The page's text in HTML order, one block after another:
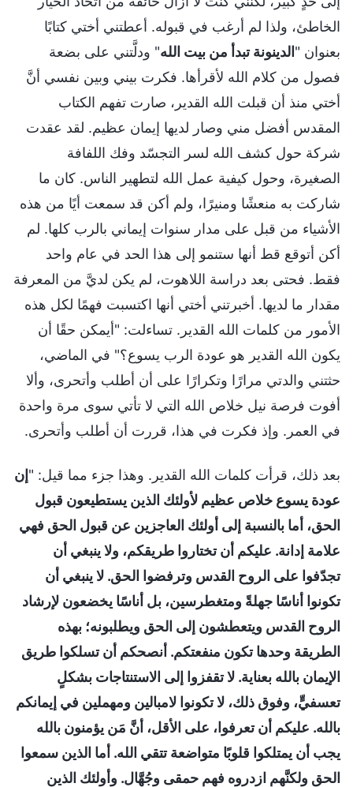
الخاطئ، ولذا لم أرغب في قبوله. أعطتني أختي كتابًا
بعنوان "الدينونة تبدأ من بيت الله" ودلَّتني على بضعة
فصول من كلام الله لأقرأها. فكرت بيني وبين نفسي أنَّ
أختي منذ أن قبلت الله القدير، صارت تفهم الكتاب
المقدس أفضل مني وصار لديها إيمان عظيم. لقد عقدت
شركة حول كشف الله لسر التجسّد وفك اللفافة
الصغيرة، وحول كيفية عمل الله لتطهير الناس. كان ما
شاركت به منعشًا ومنيرًا، ولم أكن قد سمعت أيًا من هذه
الأشياء من قبل على مدار سنوات إيماني بالرب كلها. لم
أكن أتوقع قط أنها ستنمو إلى هذا الحد في عام واحد
فقط. فحتى بعد دراسة اللاهوت، لم يكن لديَّ من المعرفة
مقدار ما لديها. أخبرتني أختي أنها اكتسبت فهمًا لكل هذه
الأمور من كلمات الله القدير. تساءلت: "أيمكن حقًا أن
يكون الله القدير هو عودة الرب يسوع؟" في الماضي،
حثتني والدتي مرارًا وتكرارًا على أن أطلب وأتحرى، وألا
أفوت فرصة نيل خلاص الله التي لا تأتي سوى مرة واحدة
في العمر. وإذ فكرت في هذا، قررت أن أطلب وأتحرى.
بعد ذلك، قرأت كلمات الله القدير. وهذا جزء مما قيل: "إن
عودة يسوع خلاص عظيم لأولئك الذين يستطيعون قبول
الحق، أما بالنسبة إلى أولئك العاجزين عن قبول الحق فهي
علامة إدانة. عليكم أن تختاروا طريقكم، ولا ينبغي أن
تجدّفوا على الروح القدس وترفضوا الحق. لا ينبغي أن
تكونوا أناسًا جهلةً ومتغطرسين، بل أناسًا يخضعون لإرشاد
الروح القدس ويتعطشون إلى الحق ويطلبونه؛ بهذه
الطريقة وحدها تكون منفعتكم. أنصحكم أن تسلكوا طريق
الإيمان بالله بعناية. لا تقفزوا إلى الاستنتاجات بشكلٍ
تعسفيٍّ، وفوق ذلك، لا تكونوا لامبالين ومهملين في إيمانكم
بالله. عليكم أن تعرفوا، على الأقل، أنَّ مَن يؤمنون بالله
يجب أن يمتلكوا قلوبًا متواضعة تتقي الله. أما الذين سمعوا
الحق ولكنَّهم ازدروه فهم حمقى وجُهَّال. وأولئك الذين